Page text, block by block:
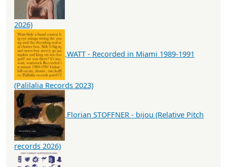
2026)
WATT - Recorded in Miami 1989-1991
(Palilalia Records 2023)
Florian STOFFNER - bijou (Relative Pitch
records 2026)